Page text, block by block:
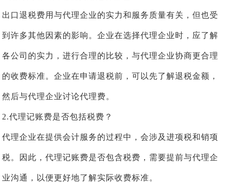
出口退税费用与代理企业的实力和服务质量有关，但也受
到许多其他因素的影响。企业在选择代理企业时，应了解
各公司的实力，进行合理的比较，与代理企业协商更合理
的收费标准。企业在申请退税前，可以先了解退税金额，
然后与代理企业讨论代理费。
2.代理记账费是否包括税费？
代理企业在提供会计服务的过程中，会涉及进项税和销项
税。因此，代理记账费是否包含税费，需要提前与代理企
业沟通，以便更好地了解实际收费标准。